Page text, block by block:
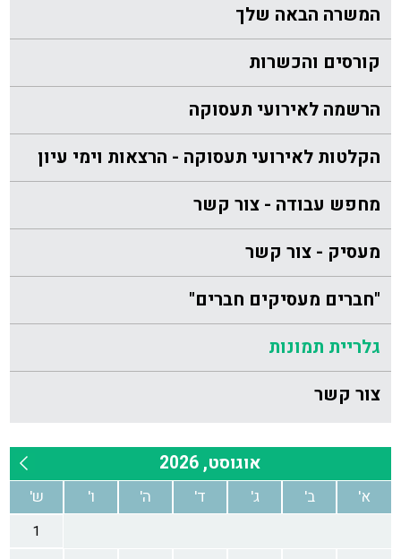
המשרה הבאה שלך
קורסים והכשרות
הרשמה לאירועי תעסוקה
הקלטות לאירועי תעסוקה - הרצאות וימי עיון
מחפש עבודה - צור קשר
מעסיק - צור קשר
"חברים מעסיקים חברים"
גלריית תמונות
צור קשר